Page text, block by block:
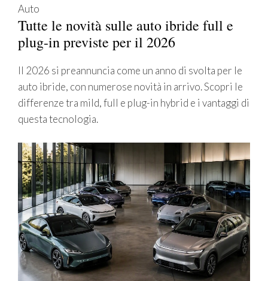
Auto
Tutte le novità sulle auto ibride full e
plug-in previste per il 2026
Il 2026 si preannuncia come un anno di svolta per le
auto ibride, con numerose novità in arrivo. Scopri le
differenze tra mild, full e plug-in hybrid e i vantaggi di
questa tecnologia.